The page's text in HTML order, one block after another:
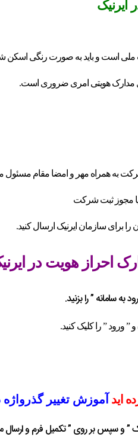
ملی است و باید به صورت رنگی اسکن
مدارک هویتی امری ضروری است.
را برای سازمان ایرنیک ارسال کنید.
احراز هویت در
به سامانه ” را بزنید.
ورود ” را کلیک کنید.
اید آموزش تغییر گذرواژه
” و سپس بر روی ” تکمیل فرم و ارسال